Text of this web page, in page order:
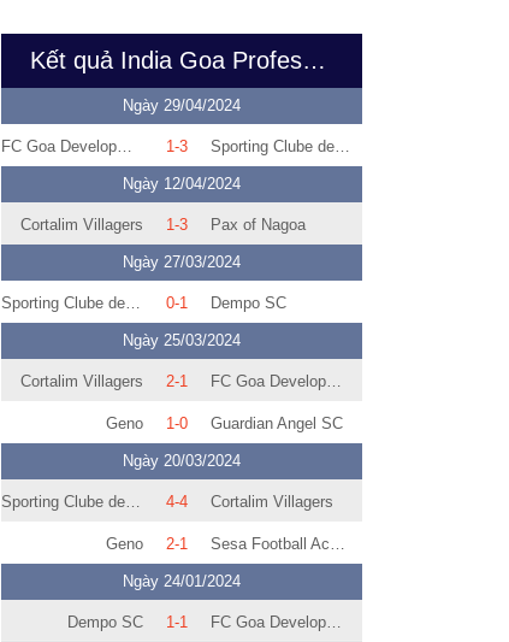
Kết quả India Goa Professional League
Ngày 29/04/2024
FC Goa Development II 1-3 Sporting Clube de Goa
Ngày 12/04/2024
Cortalim Villagers 1-3 Pax of Nagoa
Ngày 27/03/2024
Sporting Clube de Goa 0-1 Dempo SC
Ngày 25/03/2024
Cortalim Villagers 2-1 FC Goa Development II
Geno 1-0 Guardian Angel SC
Ngày 20/03/2024
Sporting Clube de Goa 4-4 Cortalim Villagers
Geno 2-1 Sesa Football Academy
Ngày 24/01/2024
Dempo SC 1-1 FC Goa Development II